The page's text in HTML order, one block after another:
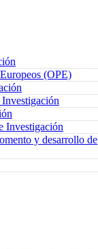
(OPE)
Investigación
y desarrollo de